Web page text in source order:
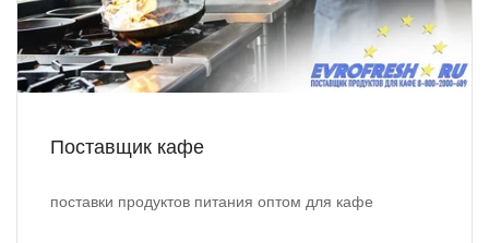
Поставщик кафе
поставки продуктов питания оптом для кафе